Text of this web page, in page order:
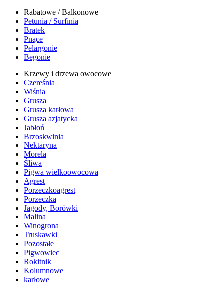
Rabatowe / Balkonowe
Petunia / Surfinia
Bratek
Pnące
Pelargonie
Begonie
Krzewy i drzewa owocowe
Czereśnia
Wiśnia
Grusza
Grusza karłowa
Grusza azjatycka
Jabłoń
Brzoskwinia
Nektaryna
Morela
Śliwa
Pigwa wielkoowocowa
Agrest
Porzeczkoagrest
Porzeczka
Jagody, Borówki
Malina
Winogrona
Truskawki
Pozostałe
Pigwowiec
Rokitnik
Kolumnowe
karłowe